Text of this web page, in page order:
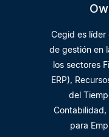
Cegid es líder
de gestión en
los sectores
ERP),
del
para